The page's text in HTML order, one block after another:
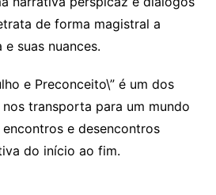
de forma magistral a
suas nuances.
e Preconceito\” é um dos
transporta para um mundo
e desencontros
do início ao fim.